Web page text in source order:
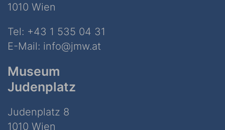
1010 Wien
Tel: +43 1 535 04 31
E-Mail: info@jmw.at
Museum
Judenplatz
Judenplatz 8
1010 Wien